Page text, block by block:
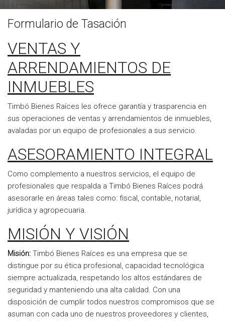
Formulario de Tasación
VENTAS Y
ARRENDAMIENTOS DE
INMUEBLES
Timbó Bienes Raíces les ofrece garantía y trasparencia en
sus operaciones de ventas y arrendamientos de inmuebles,
avaladas por un equipo de profesionales a sus servicio.
ASESORAMIENTO INTEGRAL
Como complemento a nuestros servicios, el equipo de
profesionales que respalda a Timbó Bienes Raíces podrá
asesorarle en áreas tales como: fiscal, contable, notarial,
jurídica y agropecuaria.
MISIÓN Y VISIÓN
Misión: Timbó Bienes Raíces es una empresa que se
distingue por su ética profesional, capacidad tecnológica
siempre actualizada, respetando los altos estándares de
seguridad y manteniendo una alta calidad. Con una
disposición de cumplir todos nuestros compromisos que se
asuman con cada uno de nuestros proveedores y clientes,